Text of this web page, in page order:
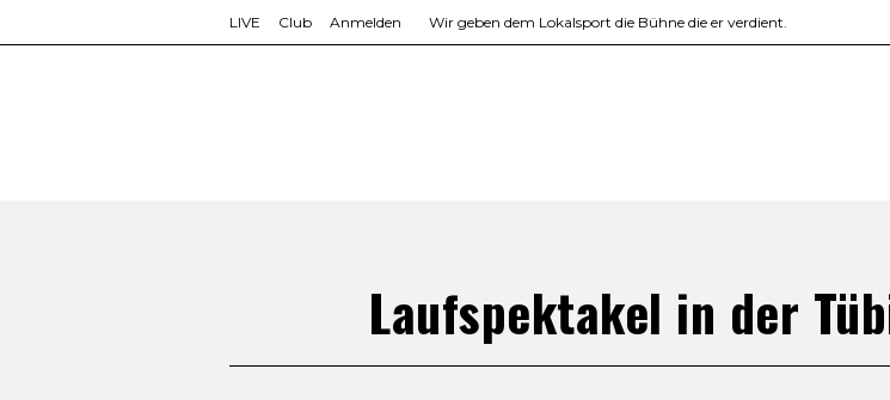
LIVE Club Anmelden Wir geben dem Lokalsport die Bühne die er verdient.
Laufspektakel in der